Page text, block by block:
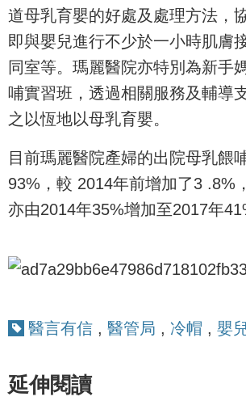
道母乳育嬰的好處及處理方法，
即與嬰兒進行不少於一小時肌膚
同室等。瑪麗醫院亦特別為新手
哺實習班，透過相關服務及輔導
之以恆地以母乳育嬰。
目前瑪麗醫院產婦的出院母乳餵
93%，較 2014年前增加了3 .8%
亦由2014年35%增加至2017年
醫言有信 , 醫管局 , 冷帽 , 嬰
延伸閱讀